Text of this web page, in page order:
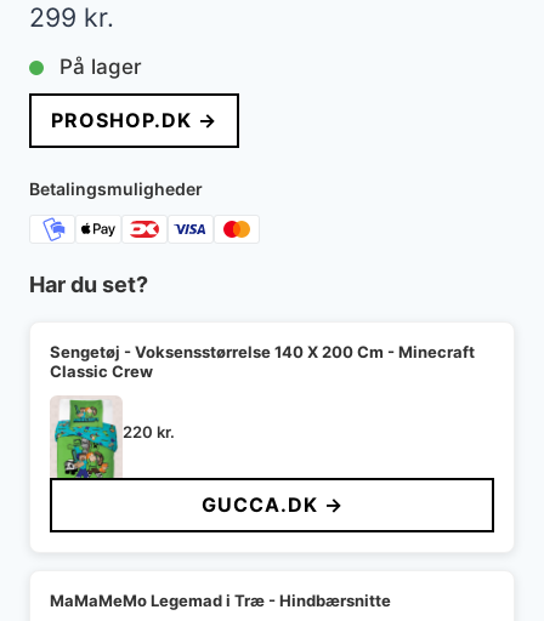
299 kr.
På lager
PROSHOP.DK →
Betalingsmuligheder
Har du set?
Sengetøj - Voksensstørrelse 140 X 200 Cm - Minecraft
Classic Crew
220 kr.
GUCCA.DK →
MaMaMeMo Legemad i Træ - Hindbærsnitte